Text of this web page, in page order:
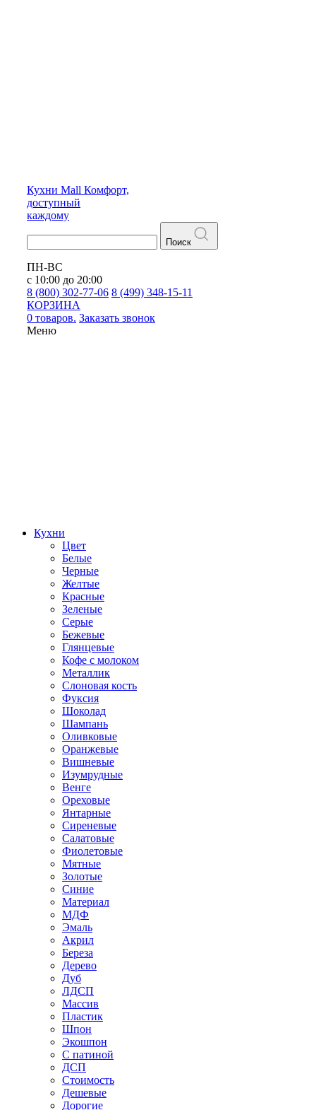
Кухни Mall Комфорт,
доступный
каждому
Поиск
ПН-ВС
с 10:00 до 20:00
8 (800) 302-77-06 8 (499) 348-15-11
КОРЗИНА
0 товаров. Заказать звонок
Меню
Кухни
Цвет
Белые
Черные
Желтые
Красные
Зеленые
Серые
Бежевые
Глянцевые
Кофе с молоком
Металлик
Слоновая кость
Фуксия
Шоколад
Шампань
Оливковые
Оранжевые
Вишневые
Изумрудные
Венге
Ореховые
Янтарные
Сиреневые
Салатовые
Фиолетовые
Мятные
Золотые
Синие
Материал
МДФ
Эмаль
Акрил
Береза
Дерево
Дуб
ЛДСП
Массив
Пластик
Шпон
Экошпон
С патиной
ДСП
Стоимость
Дешевые
Дорогие